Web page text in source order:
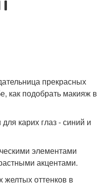
прекрасных
как подобрать макияж в
карих глаз - синий и
элементами
акцентами.
оттенков в